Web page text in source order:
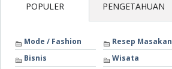
POPULER PENGETAHUAN
Mode / Fashion
Resep Masakan
Bisnis
Wisata